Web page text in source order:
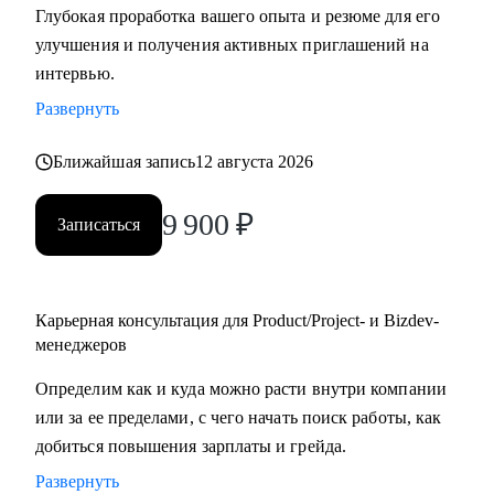
С чем помогу:
• Создать качественное резюме «с нуля» или
скорректировать имеющееся с учетом карьерных целей.
• Подготовиться к интервью, грамотно презентовать опыт
и сформулировать ответы на сложные
вопросы.
• Сделать ревью ваших текущих навыков и наметить
manager-a.
• Продактам от junior до lead расскажу, как улучшать
продуктом.
Кому могу помочь:
• Тем, кто хочет войти в IT и начать строить карьеру с нуля,
Глубокая проработка вашего опыта и резюме для его
улучшения и получения активных приглашений на
интервью.
Развернуть
Ближайшая запись12 августа 2026
Записаться 9 900 ₽
Карьерная консультация для Product/Project- и Bizdev-
менеджеров
Определим как и куда можно расти внутри компании
или за ее пределами, с чего начать поиск работы, как
добиться повышения зарплаты и грейда.
Развернуть